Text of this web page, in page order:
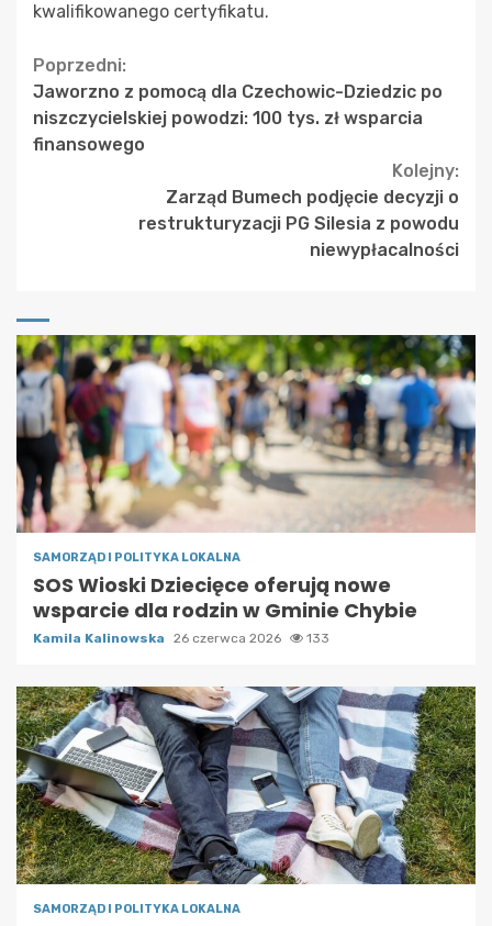
kwalifikowanego certyfikatu.
Continue
Reading
Poprzedni:
Jaworzno z pomocą dla Czechowic-Dziedzic po
niszczycielskiej powodzi: 100 tys. zł wsparcia
finansowego
Kolejny:
Zarząd Bumech podjęcie decyzji o
restrukturyzacji PG Silesia z powodu
niewypłacalności
SAMORZĄD I POLITYKA LOKALNA
SOS Wioski Dziecięce oferują nowe
wsparcie dla rodzin w Gminie Chybie
Kamila Kalinowska 26 czerwca 2026 133
SAMORZĄD I POLITYKA LOKALNA